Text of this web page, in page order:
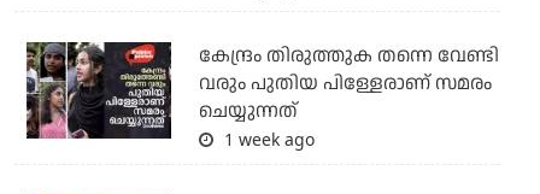
കേന്ദ്രം തിരുത്തുക തന്നെ വേണ്ടി
വരും പുതിയ പിള്ളേരാണ് സമരം
ചെയ്യുന്നത്
1 week ago